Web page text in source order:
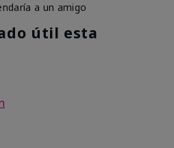
a un amigo
útil esta